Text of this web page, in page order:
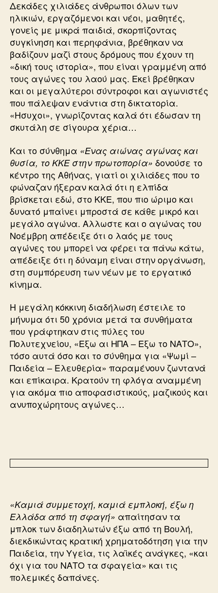
Δεκάδες χιλιάδες άνθρωποι όλων των
ηλικιών, εργαζόμενοι και νέοι, μαθητές,
γονείς με μικρά παιδιά, σκορπίζοντας
συγκίνηση και περηφάνια, βρέθηκαν να
βαδίζουν μαζί στους δρόμους που έχουν τη
«δική τους ιστορία», που είναι γραμμένη από
τους αγώνες του λαού μας. Εκεί βρέθηκαν
και οι μεγαλύτεροι σύντροφοι και αγωνιστές
που πάλεψαν ενάντια στη δικτατορία.
«Ησυχοι», γνωρίζοντας καλά ότι έδωσαν τη
σκυτάλη σε σίγουρα χέρια…
Και το σύνθημα «Ενας αιώνας αγώνας και
θυσία, το ΚΚΕ στην πρωτοπορία» δονούσε το
κέντρο της Αθήνας, γιατί οι χιλιάδες που το
φώναζαν ήξεραν καλά ότι η ελπίδα
βρίσκεται εδώ, στο ΚΚΕ, που πιο ώριμο και
δυνατό μπαίνει μπροστά σε κάθε μικρό και
μεγάλο αγώνα. Αλλωστε και ο αγώνας του
Νοέμβρη απέδειξε ότι ο λαός με τους
αγώνες του μπορεί να φέρει τα πάνω κάτω,
απέδειξε ότι η δύναμη είναι στην οργάνωση,
στη συμπόρευση των νέων με το εργατικό
κίνημα.
Η μεγάλη κόκκινη διαδήλωση έστειλε το
μήνυμα ότι 50 χρόνια μετά τα συνθήματα
που γράφτηκαν στις πύλες του
Πολυτεχνείου, «Εξω αι ΗΠΑ – Εξω το ΝΑΤΟ»,
τόσο αυτά όσο και το σύνθημα για «Ψωμί –
Παιδεία – Ελευθερία» παραμένουν ζωντανά
και επίκαιρα. Κρατούν τη φλόγα αναμμένη
για ακόμα πιο αποφασιστικούς, μαζικούς και
ανυποχώρητους αγώνες…
«Καμιά συμμετοχή, καμιά εμπλοκή, έξω η
Ελλάδα από τη σφαγή» απαίτησαν τα
μπλοκ των διαδηλωτών έξω από τη Βουλή,
διεκδικώντας κρατική χρηματοδότηση για την
Παιδεία, την Υγεία, τις λαϊκές ανάγκες, «και
όχι για του ΝΑΤΟ τα σφαγεία» και τις
πολεμικές δαπάνες.